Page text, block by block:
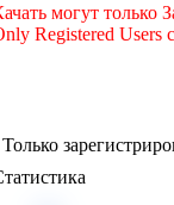
могут только
Registered Users
Только